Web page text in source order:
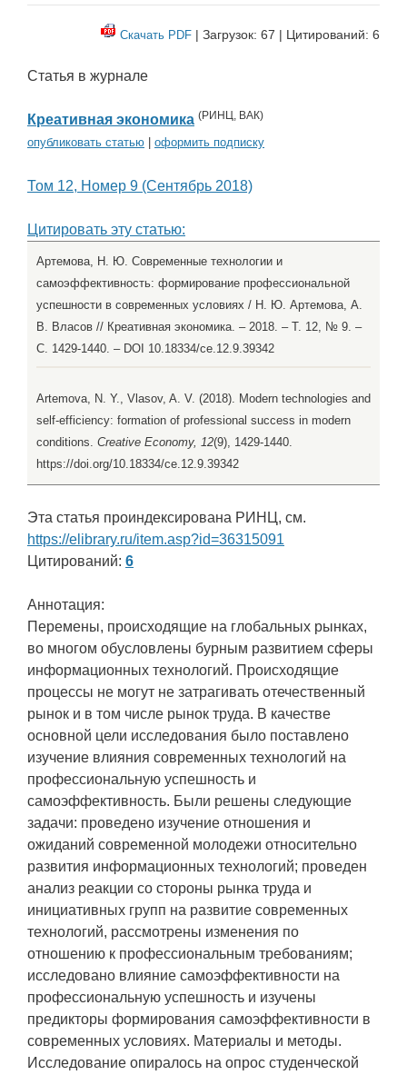
Скачать PDF | Загрузок: 67 | Цитирований: 6
Статья в журнале
Креативная экономика (РИНЦ, ВАК)
опубликовать статью оформить подписку
Том 12, Номер 9 (Сентябрь 2018)
Цитировать эту статью:
Артемова, Н. Ю. Современные технологии и
самоэффективность: формирование профессиональной
успешности в современных условиях / Н. Ю. Артемова, А.
В. Власов // Креативная экономика. – 2018. – Т. 12, № 9. –
С. 1429-1440. – DOI 10.18334/ce.12.9.39342
Artemova, N. Y., Vlasov, A. V. (2018). Modern technologies and
self-efficiency: formation of professional success in modern
conditions. Creative Economy, 12(9), 1429-1440.
https://doi.org/10.18334/ce.12.9.39342
Эта статья проиндексирована РИНЦ, см.
https://elibrary.ru/item.asp?id=36315091
Цитирований: 6
Аннотация:
Перемены, происходящие на глобальных рынках,
во многом обусловлены бурным развитием сферы
информационных технологий. Происходящие
процессы не могут не затрагивать отечественный
рынок и в том числе рынок труда. В качестве
основной цели исследования было поставлено
изучение влияния современных технологий на
профессиональную успешность и
самоэффективность. Были решены следующие
задачи: проведено изучение отношения и
ожиданий современной молодежи относительно
развития информационных технологий; проведен
анализ реакции со стороны рынка труда и
инициативных групп на развитие современных
технологий, рассмотрены изменения по
отношению к профессиональным требованиям;
исследовано влияние самоэффективности на
профессиональную успешность и изучены
предикторы формирования самоэффективности в
современных условиях. Материалы и методы.
Исследование опиралось на опрос студенческой